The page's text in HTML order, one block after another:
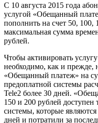
С 10 августа 2015 года
услугой «Обещанный
пополнить на счет 50, 100,
максимальная сумма
рублей.
Чтобы активировать
необходимо, как и прежде,
«Обещанный платеж» на
предоплатной системы
Tele2 более 30 дней.
150 и 200 рублей доступен
системы, которые
дней и потратили за